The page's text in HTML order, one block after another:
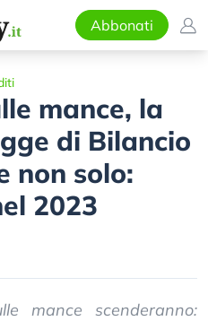
Abbonati
mance, la
di Bilancio
non solo:
2023
mance scenderanno: